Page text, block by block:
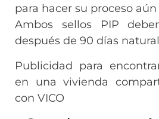
para hacer su proceso
Ambos sellos PIP
después de 90 días
Publicidad para
en una vivienda
con VICO